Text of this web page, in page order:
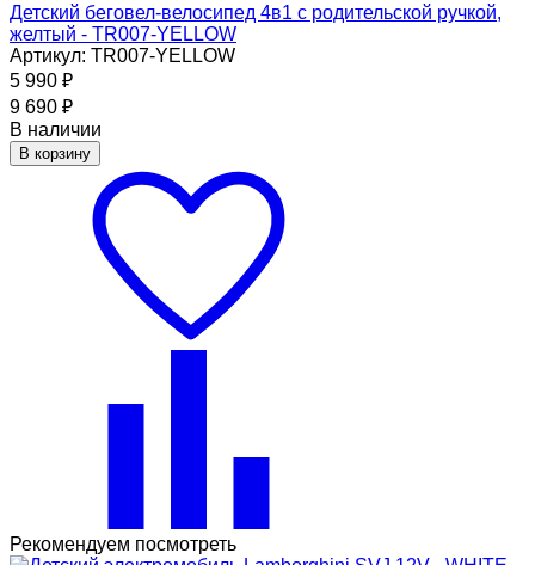
Детский беговел-велосипед 4в1 с родительской ручкой,
желтый - TR007-YELLOW
Артикул: TR007-YELLOW
5 990 ₽
9 690 ₽
В наличии
В корзину
Рекомендуем посмотреть